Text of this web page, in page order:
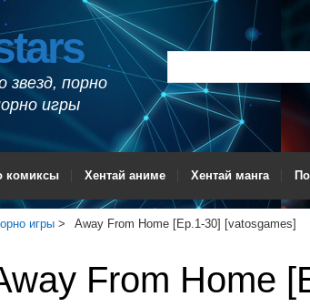
звезд, порно
игры
комиксы Хентай аниме Хентай манга
игры Away From Home [Ep.1-30] [vatosgames]
From Home